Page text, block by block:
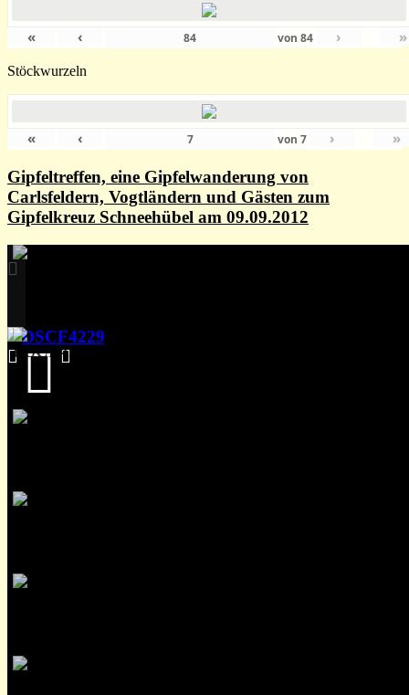
« ‹ von84 › »
Stöckwurzeln
« ‹ von7 › »
Gipfeltreffen, eine Gipfelwanderung von
Carlsfeldern, Vogtländern und Gästen zum
Gipfelkreuz Schneehübel am 09.09.2012